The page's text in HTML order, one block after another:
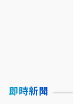
即時新聞